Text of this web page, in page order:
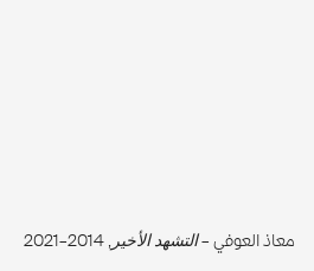
معاذ العوفي –التشهد الأخير , 2014–2021